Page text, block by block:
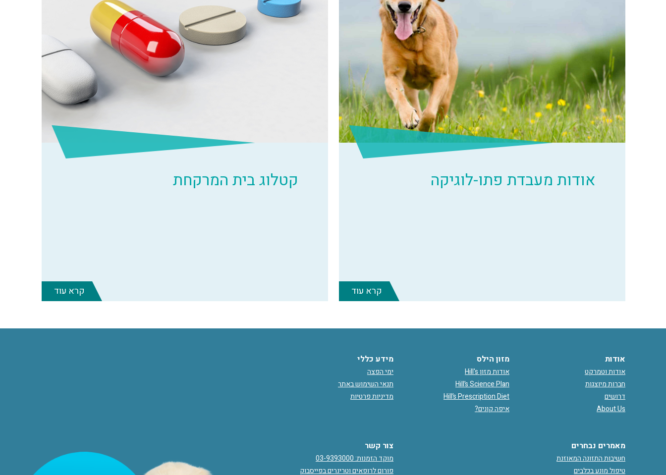
אודות מעבדת פתו-לוגיקה
קרא עוד
קטלוג בית המרקחת
קרא עוד
אודות
אודות וטמרקט
חברות מיוצגות
דרושים
About Us
מזון הילס
אודות מזון Hill's
Hill’s Science Plan
Hill’s Prescription Diet
איפה קונים?
מידע כללי
ימי הפצה
תנאי השימוש באתר
מדיניות פרטיות
מאמרים נבחרים
חשיבות התזונה המאוזנת
טיפול מונע בכלבים
צור קשר
מוקד הזמנות: 03-9393000
פורום לרופאים וטרינרים בפייסבוק